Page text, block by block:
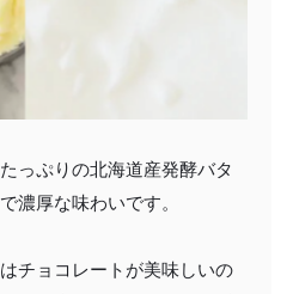
っぷりの北海道産発酵バタ
濃厚な味わいです。
チョコレートが美味しいの